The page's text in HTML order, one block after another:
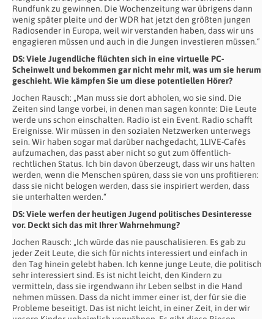
Rundfunk zu gewinnen. Die Wochenzeitung war übrigens dann
wenig später pleite und der WDR hat jetzt den größten jungen
Radiosender in Europa, weil wir verstanden haben, dass wir uns
engagieren müssen und auch in die Jungen investieren müssen.“
DS: Viele Jugendliche flüchten sich in eine virtuelle PC-
Scheinwelt und bekommen gar nicht mehr mit, was um sie herum
geschieht. Wie kämpfen Sie um diese potentiellen Hörer?
Jochen Rausch: „Man muss sie dort abholen, wo sie sind. Die
Zeiten sind lange vorbei, in denen man sagen konnte: Die Leute
werde uns schon einschalten. Radio ist ein Event. Radio schafft
Ereignisse. Wir müssen in den sozialen Netzwerken unterwegs
sein. Wir haben sogar mal darüber nachgedacht, 1LIVE-Cafés
aufzumachen, das passt aber nicht so gut zum öffentlich-
rechtlichen Status. Ich bin davon überzeugt, dass wir uns halten
werden, wenn die Menschen spüren, dass sie von uns profitieren:
dass sie nicht belogen werden, dass sie inspiriert werden, dass
sie unterhalten werden.“
DS: Viele werfen der heutigen Jugend politisches Desinteresse
vor. Deckt sich das mit Ihrer Wahrnehmung?
Jochen Rausch: „Ich würde das nie pauschalisieren. Es gab zu
jeder Zeit Leute, die sich für nichts interessiert und einfach in
den Tag hinein gelebt haben. Ich kenne junge Leute, die politisch
sehr interessiert sind. Es ist nicht leicht, den Kindern zu
vermitteln, dass sie irgendwann ihr Leben selbst in die Hand
nehmen müssen. Dass da nicht immer einer ist, der für sie die
Probleme beseitigt. Das ist nicht leicht, in einer Zeit, in der wir